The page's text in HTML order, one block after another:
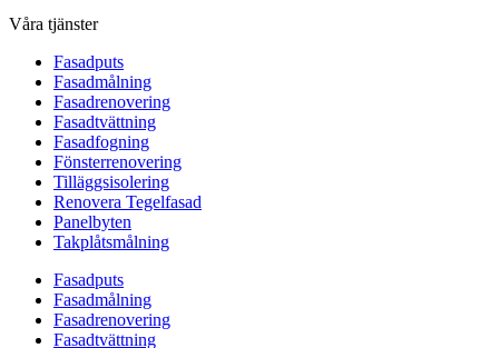
Våra tjänster
Fasadputs
Fasadmålning
Fasadrenovering
Fasadtvättning
Fasadfogning
Fönsterrenovering
Tilläggsisolering
Renovera Tegelfasad
Panelbyten
Takplåtsmålning
Fasadputs
Fasadmålning
Fasadrenovering
Fasadtvättning